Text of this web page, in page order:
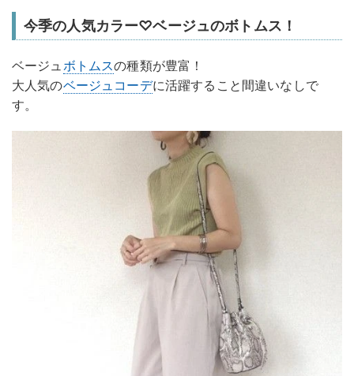
今季の人気カラー♡ベージュのボトムス！
ベージュボトムスの種類が豊富！
大人気のベージュコーデに活躍すること間違いなしで
す。